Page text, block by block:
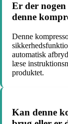
Er der
denne
Denne
automatisk
læse
produktet.
Kan denne